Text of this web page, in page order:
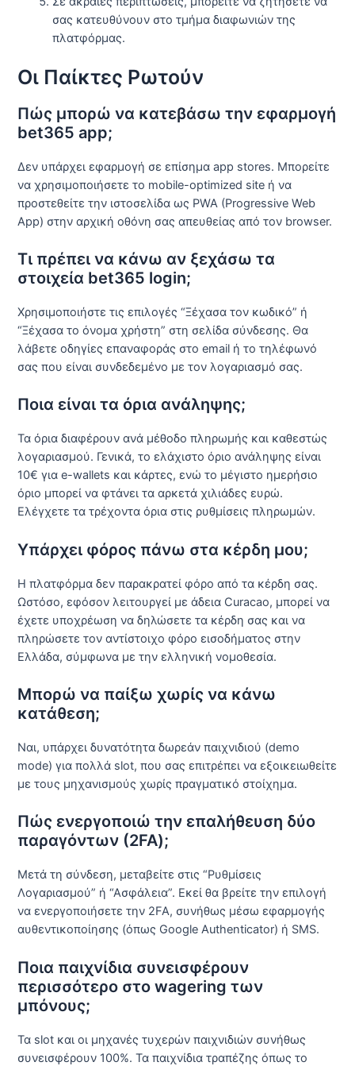
σας κατευθύνουν στο τμήμα διαφωνιών της
πλατφόρμας.
Οι Παίκτες Ρωτούν
Πώς μπορώ να κατεβάσω την εφαρμογή
bet365 app;
Δεν υπάρχει εφαρμογή σε επίσημα app stores. Μπορείτε
να χρησιμοποιήσετε το mobile-optimized site ή να
προστεθείτε την ιστοσελίδα ως PWA (Progressive Web
App) στην αρχική οθόνη σας απευθείας από τον browser.
Τι πρέπει να κάνω αν ξεχάσω τα
στοιχεία bet365 login;
Χρησιμοποιήστε τις επιλογές “Ξέχασα τον κωδικό” ή
“Ξέχασα το όνομα χρήστη” στη σελίδα σύνδεσης. Θα
λάβετε οδηγίες επαναφοράς στο email ή το τηλέφωνό
σας που είναι συνδεδεμένο με τον λογαριασμό σας.
Ποια είναι τα όρια ανάληψης;
Τα όρια διαφέρουν ανά μέθοδο πληρωμής και καθεστώς
λογαριασμού. Γενικά, το ελάχιστο όριο ανάληψης είναι
10€ για e-wallets και κάρτες, ενώ το μέγιστο ημερήσιο
όριο μπορεί να φτάνει τα αρκετά χιλιάδες ευρώ.
Ελέγχετε τα τρέχοντα όρια στις ρυθμίσεις πληρωμών.
Υπάρχει φόρος πάνω στα κέρδη μου;
Η πλατφόρμα δεν παρακρατεί φόρο από τα κέρδη σας.
Ωστόσο, εφόσον λειτουργεί με άδεια Curacao, μπορεί να
έχετε υποχρέωση να δηλώσετε τα κέρδη σας και να
πληρώσετε τον αντίστοιχο φόρο εισοδήματος στην
Ελλάδα, σύμφωνα με την ελληνική νομοθεσία.
Μπορώ να παίξω χωρίς να κάνω
κατάθεση;
Ναι, υπάρχει δυνατότητα δωρεάν παιχνιδιού (demo
mode) για πολλά slot, που σας επιτρέπει να εξοικειωθείτε
με τους μηχανισμούς χωρίς πραγματικό στοίχημα.
Πώς ενεργοποιώ την επαλήθευση δύο
παραγόντων (2FA);
Μετά τη σύνδεση, μεταβείτε στις “Ρυθμίσεις
Λογαριασμού” ή “Ασφάλεια”. Εκεί θα βρείτε την επιλογή
να ενεργοποιήσετε την 2FA, συνήθως μέσω εφαρμογής
αυθεντικοποίησης (όπως Google Authenticator) ή SMS.
Ποια παιχνίδια συνεισφέρουν
περισσότερο στο wagering των
μπόνους;
Τα slot και οι μηχανές τυχερών παιχνιδιών συνήθως
συνεισφέρουν 100%. Τα παιχνίδια τραπέζης όπως το